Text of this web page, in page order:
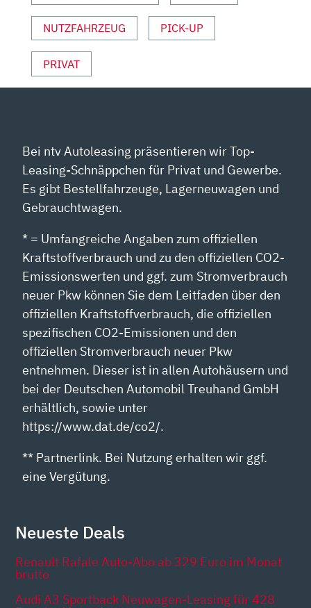
NUTZFAHRZEUG PICK-UP
PRIVAT
Bei ntv Autoleasing präsentieren wir Top-
Leasing-Schnäppchen für Privat und Gewerbe.
Es gibt Bestellfahrzeuge, Lagerneuwagen und
Gebrauchtwagen.
* = Umfangreiche Angaben zum offiziellen
Kraftstoffverbrauch und zu den offiziellen CO2-
Emissionswerten und ggf. zum Stromverbrauch
neuer Pkw können Sie dem Leitfaden über den
offiziellen Kraftstoffverbrauch, die offiziellen
spezifischen CO2-Emissionen und den
offiziellen Stromverbrauch neuer Pkw
entnehmen. Dieser ist in allen Autohäusern und
bei der Deutschen Automobil Treuhand GmbH
erhältlich, sowie unter
https://www.dat.de/co2/.
** Partnerlink. Bei Nutzung erhalten wir ggf.
eine Vergütung.
Neueste Deals
Renault Rafale Auto-Abo ab 329 Euro im Monat
brutto
Audi A3 Sportback Neuwagen-Leasing für 428